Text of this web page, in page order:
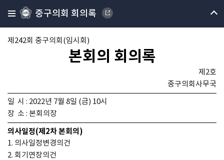
중구의회 회의록
제242회 중구의회(임시회)
본회의 회의록
제2호
중구의회사무국
일 시 : 2022년 7월 8일 (금) 10시
장 소 : 본회의장
의사일정(제2차 본회의)
1. 의사일정변경의건
2. 회기연장의건